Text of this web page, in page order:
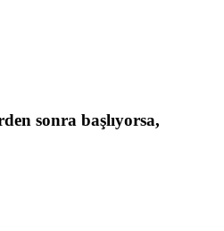
sonra başlıyorsa,